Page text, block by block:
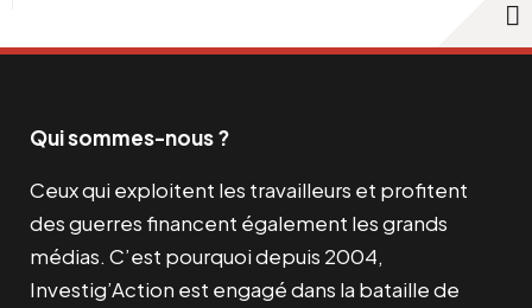
Qui sommes-nous ?
Ceux qui exploitent les travailleurs et profitent
des guerres financent également les grands
médias. C’est pourquoi depuis 2004,
Investig’Action est engagé dans la bataille de